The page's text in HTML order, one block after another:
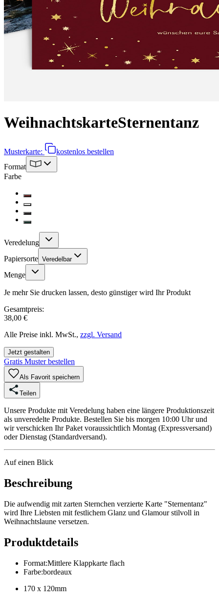
WeihnachtskarteSternentanz
Musterkarte:
kostenlos bestellen
Format
Farbe
Veredelung
Papiersorte Veredelbar
Menge
Je mehr Sie drucken lassen, desto günstiger wird Ihr Produkt
Gesamtpreis:
38,00 €
Alle Preise inkl. MwSt., zzgl. Versand
Jetzt gestalten
Gratis Muster bestellen
Als Favorit speichern
Teilen
Unsere Produkte mit Veredelung haben eine längere Produktionszeit
als unveredelte Produkte. Bestellen Sie bis morgen 10:00 Uhr und
wir verschicken Ihr Paket voraussichtlich Montag (Expressversand)
oder Dienstag (Standardversand).
Auf einen Blick
Beschreibung
Die aufwendig mit zarten Sternchen verzierte Karte "Sternentanz"
wird Ihre Liebsten mit festlichem Glanz und Glamour stilvoll in
Weihnachtslaune versetzen.
Produktdetails
Format:Mittlere Klappkarte flach
Farbe:bordeaux
170 x 120mm